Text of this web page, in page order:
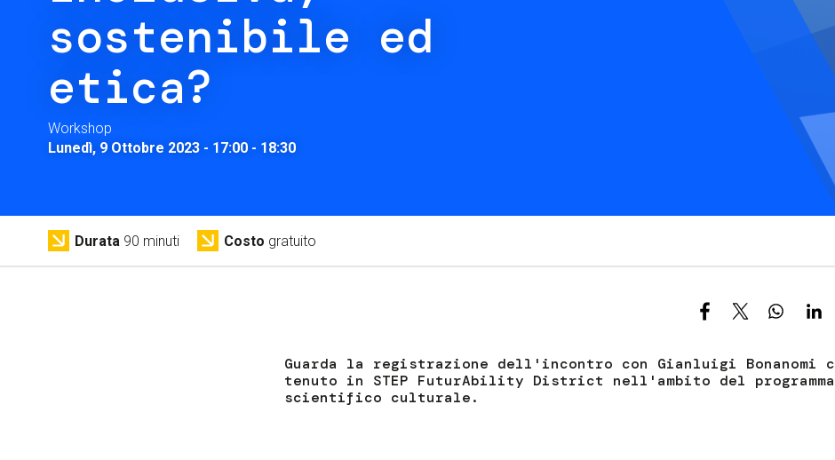
sostenibile ed
etica?
Workshop
Lunedì, 9 Ottobre 2023 - 17:00- 18:30
Durata 90 minuti Costo gratuito
Guarda la registrazione dell'incontro con Gianluigi Bonanomi
tenuto in STEP FuturAbility District nell'ambito del programma
scientifico culturale.